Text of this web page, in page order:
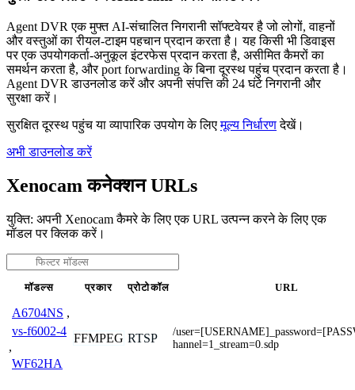
Agent DVR एक मुफ्त AI-संचालित निगरानी सॉफ्टवेयर है जो लोगों, वाहनों
और वस्तुओं का रीयल-टाइम पहचान प्रदान करता है। यह किसी भी डिवाइस
पर एक उपयोगकर्ता-अनुकूल इंटरफेस प्रदान करता है, असीमित कैमरों का
समर्थन करता है, और port forwarding के बिना दूरस्थ पहुंच प्रदान करता है।
Agent DVR डाउनलोड करें और अपनी संपत्ति की 24 घंटे निगरानी और
सुरक्षा करें।
सुरक्षित दूरस्थ पहुंच या व्यापारिक उपयोग के लिएमूल्य निर्धारणदेखें।
अभी डाउनलोड करें
Xenocam कनेक्शन URLs
युक्ति: अपनी Xenocam कैमरे के लिए एक URL उत्पन्न करने के लिए एक
मॉडल पर क्लिक करें।
मॉडल्स प्रकार प्रोटोकॉल URL
A6704NS ,
vs-f6002-4
,
WF62HA
FFMPEG RTSP
/
hannel=1_stream=0.sdp